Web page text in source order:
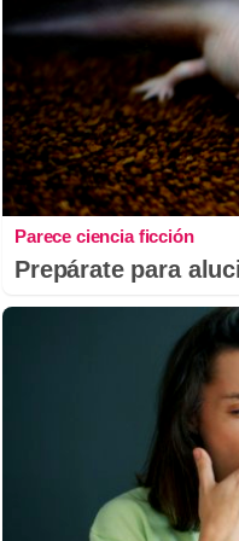
Parece ciencia ficción
Prepárate para